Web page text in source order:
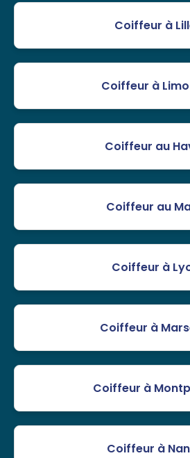
Coiffeur à
Coiffeur à
Coiffeur au
Coiffeur au
Coiffeur à
Coiffeur à
Coiffeur à
Coiffeur à